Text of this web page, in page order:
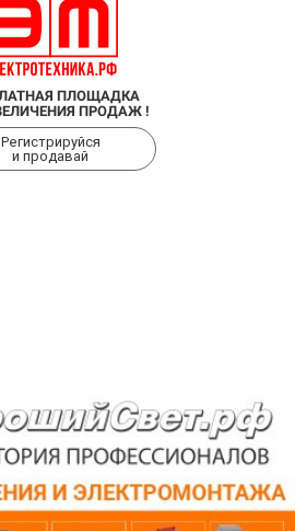
ПЛОЩАДКА
ПРОДАЖ !
Регистрируйся
и продавай